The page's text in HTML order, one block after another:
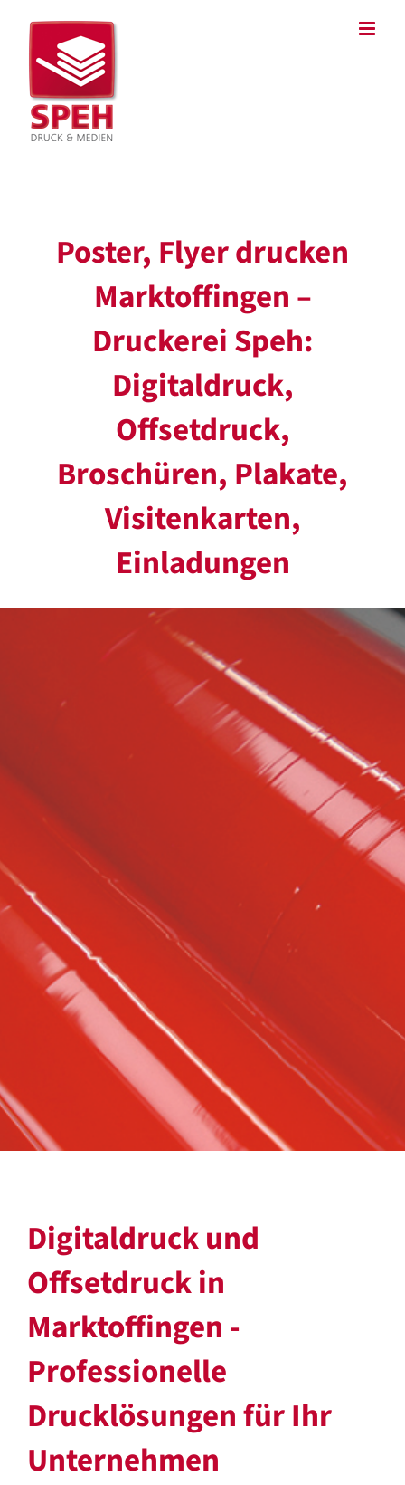
Inhalt
springen
Poster, Flyer drucken
Marktoffingen –
Druckerei Speh:
Digitaldruck,
Offsetdruck,
Broschüren, Plakate,
Visitenkarten,
Einladungen
Digitaldruck und
Offsetdruck in
Marktoffingen -
Professionelle
Drucklösungen für Ihr
Unternehmen